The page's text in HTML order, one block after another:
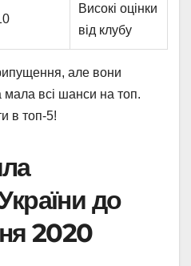
Високі оцінки
від клубу
але вони
мала всі шанси на топ.
в топ-5!
до
2020